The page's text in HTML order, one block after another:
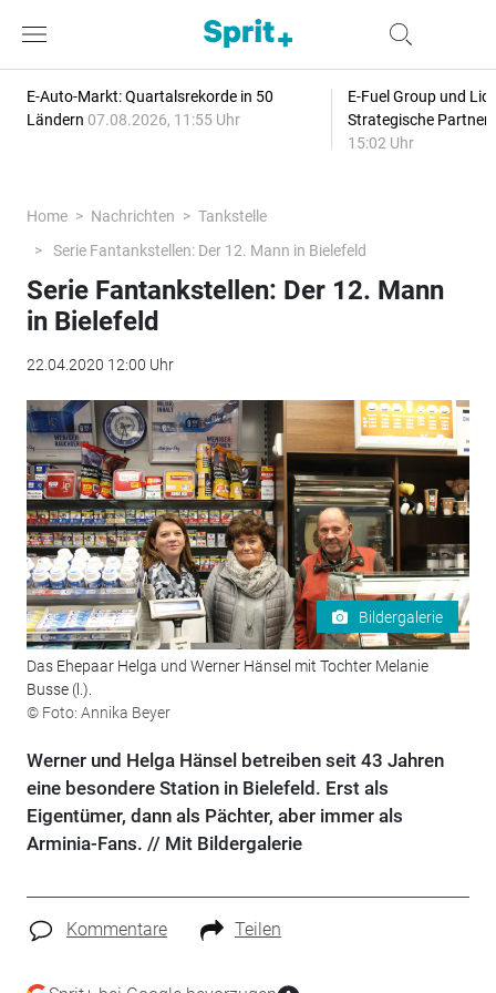
E-Auto-Markt: Quartalsrekorde in 50
Ländern 07.08.2026, 11:55 Uhr
E-Fuel Group und
Strategische
15:02 Uhr
Home Nachrichten
Tankstelle
Serie Fantankstellen: Der 12. Mann in Bielefeld
Serie Fantankstellen: Der 12. Mann
in Bielefeld
22.04.2020 12:00 Uhr
Bildergalerie
Das Ehepaar Helga und Werner Hänsel mit Tochter Melanie
Busse (l.).
© Foto: Annika Beyer
Werner und Helga Hänsel betreiben seit 43 Jahren
eine besondere Station in Bielefeld. Erst als
Eigentümer, dann als Pächter, aber immer als
Arminia-Fans. // Mit Bildergalerie
Kommentare Teilen